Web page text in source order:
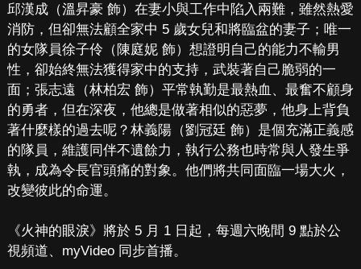
邱漢成（溫昇豪 飾）在妻小與工作中陷入兩難，雖然熱愛
消防，但卻無法顧全家中 5 歲女兒和將臨盆的妻子；唯一
的女隊員徐子伶（陳庭妮 飾）想證明自己的能力不輸男
性，卻始終無法獲得家中的支持，武裝著自己脆弱的一
面；張志遠（林柏宏 飾）平常執勤是最熱血、最奮不顧身
的勇者，但在深夜，他總是做著相似的惡夢，他身上背負
著什麼樣的過去呢？林義陽（劉冠廷 飾）是個充滿正義感
的隊員，維護同伴不遺餘力，執行公務也時常與人發生爭
執，成為令長官頭痛的對象。他們將共同面臨一場大火，
改變彼此的命運。
《火神的眼淚》將於 5 月 1 日起，每週六晚間 9 點於公
視頻道、myVideo 同步首播。